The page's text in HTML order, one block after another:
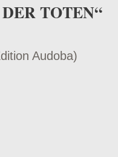
TOTEN“
Audoba)